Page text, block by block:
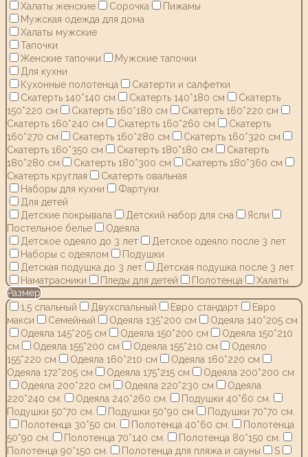
Халаты женские Сорочка
Пижамы
Мужская одежда для дома
Халаты мужские
Тапочки
Женские тапочки
Мужские тапочки
Для кухни
Кухонные полотенца
Скатерти и салфетки
Скатерть 140*140 см
Скатерть 140*180 см
Скатерть
150*220 см
Скатерть 160*180 см
Скатерть 160*220 см
Скатерть 160*240 см
Скатерть 160*260 см
Скатерть
160*270 см
Скатерть 160*280 см
Скатерть 160*320 см
Скатерть 160*350 см
Скатерть 180*180 см
Скатерть
180*280 см
Скатерть 180*300 см
Скатерть 180*360 см
Скатерть круглая
Скатерть овальная
Наборы для кухни
Фартуки
Для детей
Детские покрывала
Детский набор для сна
Ясли
Постельное белье
Одеяла
Детское одеяло до 3 лет
Детское одеяло после 3 лет
Наборы с одеялом
Подушки
Детская подушка до 3 лет
Детская подушка после 3 лет
Наматрасники
Пледы для детей Полотенца
Халаты
Размер
1,5 спальный
Двухспальный Евро стандарт
Евро
макси
Семейный Одеяла 135*200 см
Одеяла 140*205 см
Одеяла 145*205 см
Одеяла 150*200 см
Одеяла 150*210
см
Одеяла 155*200 см Одеяла 155*210 см
Одеяло
155*220 см
Одеяла 160*210 см
Одеяла 160*220 см
Одеяла 172*205 см
Одеяла 175*215 см
Одеяла 200*200 см
Одеяла 200*220 см
Одеяла 220*230 см
Одеяла
220*240 см.
Одеяла 240*260 см.
Подушки 40*60 см.
Подушки 50*70 см.
Подушки 50*90 см
Подушки 70*70 см.
Полотенца 30*50 см.
Полотенца 40*60 см.
Полотенца
50*90 см.
Полотенца 70*140 см.
Полотенца 80*150 см.
Полотенца 90*150 см.
Полотенца для пляжа и сауны
S